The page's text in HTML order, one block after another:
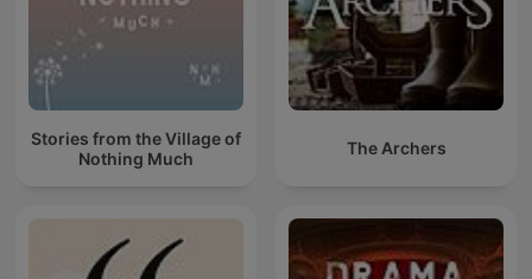
Stories from the Village of
Nothing Much
The Archers